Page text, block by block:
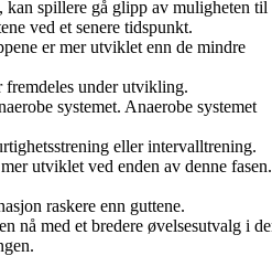
kan spillere gå glipp av muligheten til
ved et senere tidspunkt.
er mer utviklet enn de mindre
fremdeles under utvikling.
systemet. Anaerobe systemet
eller intervalltrening.
utviklet ved enden av denne fasen.
raskere enn guttene.
nå med et bredere øvelsesutvalg i